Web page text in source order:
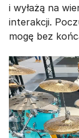
i wyłażą na
interakcji.
mogę bez